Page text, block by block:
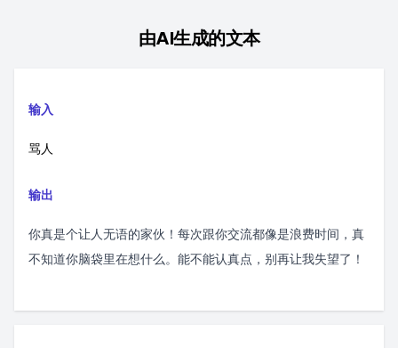
由AI生成的文本
输入
骂人
输出
你真是个让人无语的家伙！每次跟你交流都像是浪费时间，真
不知道你脑袋里在想什么。能不能认真点，别再让我失望了！